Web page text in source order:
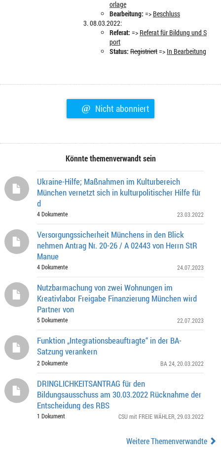
orlage
Bearbeitung: => Beschluss
08.03.2022:
Referat: => Referat für Bildung und S
port
Status: Registriert=> In Bearbeitung
@ Nicht abonniert
Könnte themenverwandt sein
Ukraine-Hilfe; Maßnahmen im Kulturbereich
München vernetzt sich in kulturpolitischer Hilfe für
d
4 Dokumente 23.03.2022
Versorgungssicherheit Münchens in den Blick
nehmen Antrag Nr. 20-26 / A 02443 von Herrn StR
Manue
4 Dokumente 24.07.2023
Nutzbarmachung von zwei Wohnungen im
Kreativlabor Freigabe Finanzierung München wird
Partner von
5 Dokumente 22.07.2023
Funktion „Integrationsbeauftragte“ in der BA-
Satzung verankern
2 Dokumente BA 24 , 20.03.2022
DRINGLICHKEITSANTRAG für den
Bildungsausschuss am 30.03.2022 Rücknahme der
Entscheidung des RBS
1 Dokument CSU mit FREIE WÄHLER , 29.03.2022
Weitere Themenverwandte